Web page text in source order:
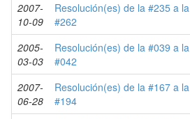
2007-
10-09
Resolución(es) de la #235 a la
#262
2005-
03-03
Resolución(es) de la #039 a la
#042
2007-
06-28
Resolución(es) de la #167 a la
#194